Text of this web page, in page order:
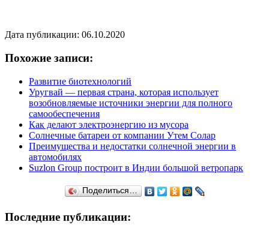
Дата публикации: 06.10.2020
Похожие записи:
Развитие биотехнологий
Уругвай — первая страна, которая использует
возобновляемые источники энергии для полного
самообеспечения
Как делают электроэнергию из мусора
Солнечные батареи от компании Утем Солар
Преимущества и недостатки солнечной энергии в
автомобилях
Suzlon Group построит в Индии большой ветропарк
Поделиться…
Последние публикации: